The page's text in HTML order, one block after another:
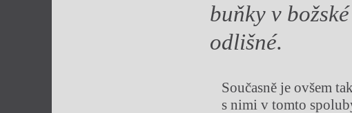
buňky v
odlišné.
Současně je ovšem
s nimi v tomto